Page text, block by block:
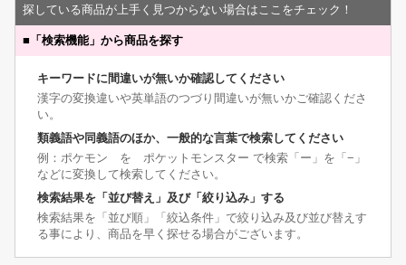
探している商品が上手く見つからない場合はここをチェック！
■ 「検索機能」から商品を探す
キーワードに間違いが無いか確認してください
漢字の変換違いや英単語のつづり間違いが無いかご確認くださ
い。
類義語や同義語のほか、一般的な言葉で検索してください
例：ポケモン を ポケットモンスター で検索「ー」を「−」
などに変換して検索してください。
検索結果を「並び替え」及び「絞り込み」する
検索結果を「並び順」「絞込条件」で絞り込み及び並び替えす
る事により、商品を早く探せる場合がございます。